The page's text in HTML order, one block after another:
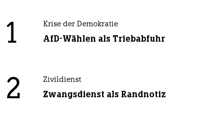
1 Krise der Demokratie
AfD-Wählen als Triebabfuhr
2 Zivildienst
Zwangsdienst als Randnotiz